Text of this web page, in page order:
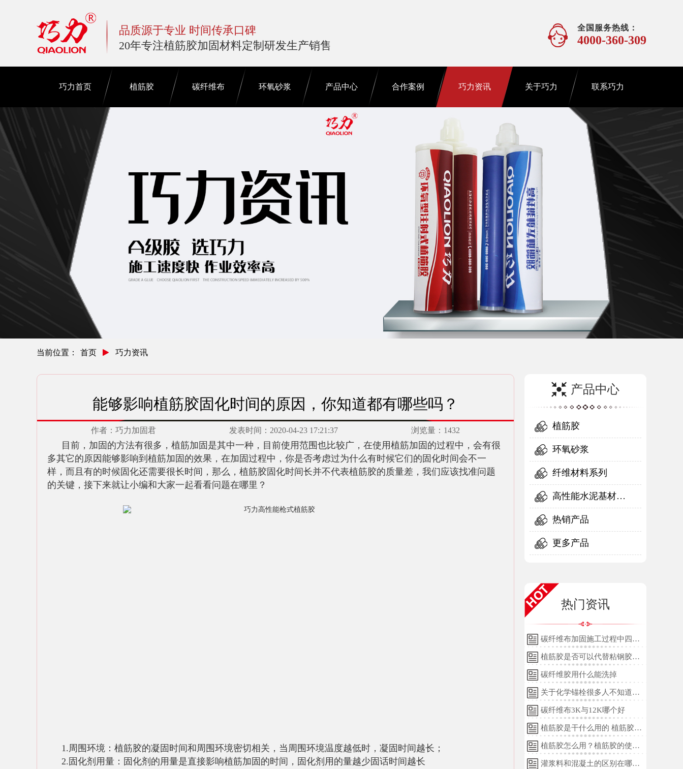
品质源于专业 时间传承口碑
20年专注植筋胶加固材料定制研发生产销售
全国服务热线：
4000-360-309
巧力首页 植筋胶 碳纤维布 环氧砂浆 产品中心 合作案例 巧力资讯 关于巧力 联系巧力
当前位置： 首页 巧力资讯
能够影响植筋胶固化时间的原因，你知道都有哪些吗？
作者： 巧力加固君 发表时间： 2020-04-23 17:21:37 浏览量： 1432
目前，加固的方法有很多，植筋加固是其中一种，目前使用范围也比较广，在使用植筋加固的过程中，会有很
多其它的原因能够影响到植筋加固的效果，在加固过程中，你是否考虑过为什么有时候它们的固化时间会不一
样，而且有的时候固化还需要很长时间，那么，植筋胶固化时间长并不代表植筋胶的质量差，我们应该找准问题
的关键，接下来就让小编和大家一起看看问题在哪里？
1.周围环境：植筋胶的凝固时间和周围环境密切相关，当周围环境温度越低时，凝固时间越长；
2.固化剂用量：固化剂的用量是直接影响植筋加固的时间，固化剂用的量越少固话时间越长
产品中心
植筋胶
环氧砂浆
纤维材料系列
高性能水泥基材料
系列
热销产品
更多产品
热门资讯
碳纤维布加固施工过程中四个
细节的详细说明
植筋胶是否可以代替粘钢胶使
用？
碳纤维胶用什么能洗掉
关于化学锚栓很多人不知道的
误区!
碳纤维布3K与12K哪个好
植筋胶是干什么用的 植筋胶的
用途和使用方法
植筋胶怎么用？植筋胶的使用
方法
灌浆料和混凝土的区别在哪